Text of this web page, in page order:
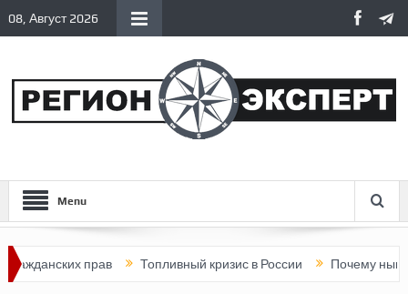
08, Август 2026
Menu
прав Топливный кризис в России Почему нынешняя